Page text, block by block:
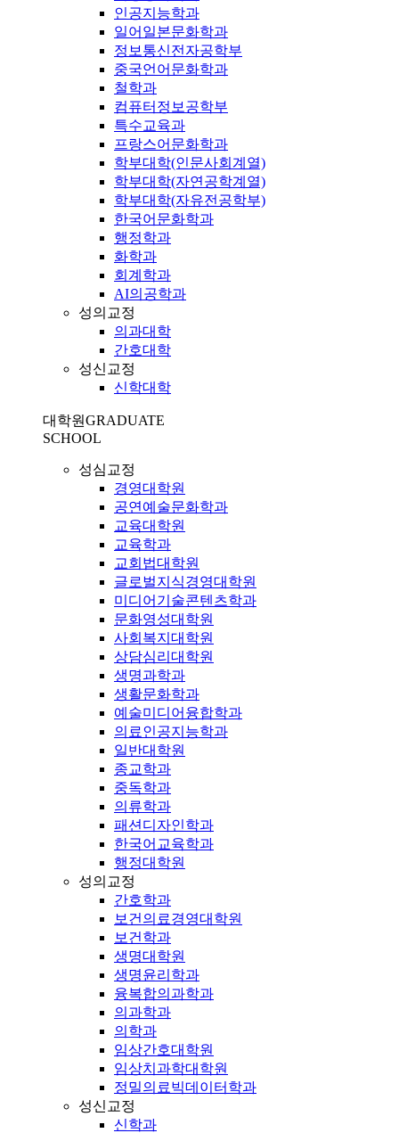
인공지능학과
일어일본문화학과
정보통신전자공학부
중국언어문화학과
철학과
컴퓨터정보공학부
특수교육과
프랑스어문화학과
학부대학(인문사회계열)
학부대학(자연공학계열)
학부대학(자유전공학부)
한국어문화학과
행정학과
화학과
회계학과
AI의공학과
성의교정
의과대학
간호대학
성신교정
신학대학
대학원GRADUATE
SCHOOL
성심교정
경영대학원
공연예술문화학과
교육대학원
교육학과
교회법대학원
글로벌지식경영대학원
미디어기술콘텐츠학과
문화영성대학원
사회복지대학원
상담심리대학원
생명과학과
생활문화학과
예술미디어융합학과
의료인공지능학과
일반대학원
종교학과
중독학과
의류학과
패션디자인학과
한국어교육학과
행정대학원
성의교정
간호학과
보건의료경영대학원
보건학과
생명대학원
생명윤리학과
융복합의과학과
의과학과
의학과
임상간호대학원
임상치과학대학원
정밀의료빅데이터학과
성신교정
신학과